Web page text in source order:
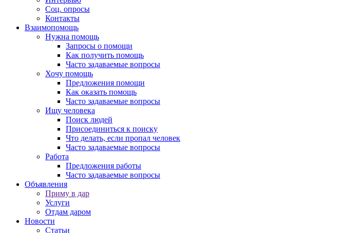
Соц. опросы
Контакты
Взаимопомощь
Нужна помощь
Запросы о помощи
Как получить помощь
Часто задаваемые вопросы
Хочу помощь
Предложения помощи
Как оказать помощь
Часто задаваемые вопросы
Ищу человека
Поиск людей
Присоединиться к поиску
Что делать, если пропал человек
Часто задаваемые вопросы
Работа
Предложения работы
Часто задаваемые вопросы
Объявления
Приму в дар
Услуги
Отдам даром
Новости
Статьи